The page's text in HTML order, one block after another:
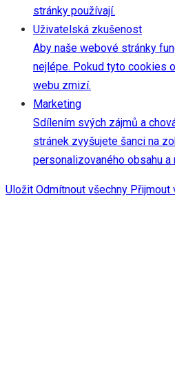
stránky používají.
Uživatelská zkušenost
Aby naše webové stránky
nejlépe. Pokud tyto cookies
webu zmizí.
Marketing
Sdílením svých zájmů a
stránek zvyšujete šanci na
personalizovaného obsahu a
Uložit Odmítnout všechny Přijmout